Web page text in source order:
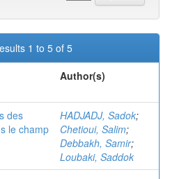
1 to 5 of 5
Author(s)
des
le champ
HADJADJ, Sadok;
Chetioui, Salim;
Debbakh, Samir;
Loubaki, Saddok